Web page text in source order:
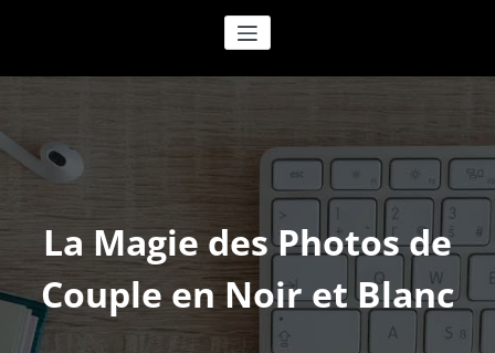
La Magie des Photos de
Couple en Noir et Blanc